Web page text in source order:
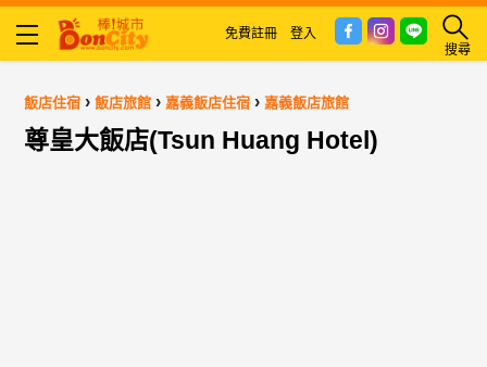
搜尋
免費註冊 登入
飯店住宿 ›飯店旅館 ›嘉義飯店住宿 ›嘉義飯店旅館
尊皇大飯店(Tsun Huang Hotel)